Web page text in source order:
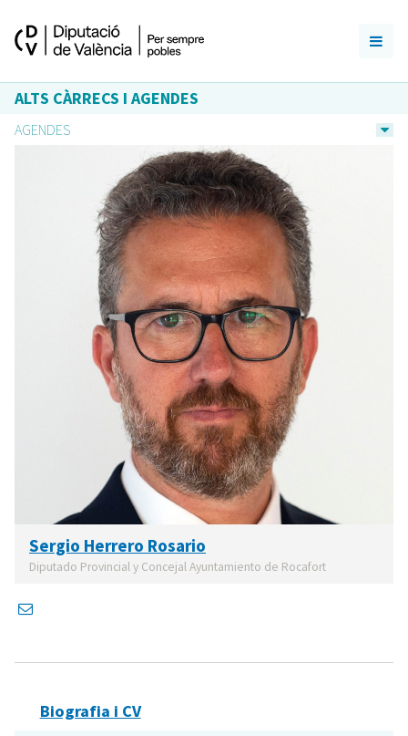
ALTS CÀRRECS I AGENDES
AGENDES
Sergio Herrero Rosario
Diputado Provincial y Concejal Ayuntamiento de Rocafort
Biografia i CV